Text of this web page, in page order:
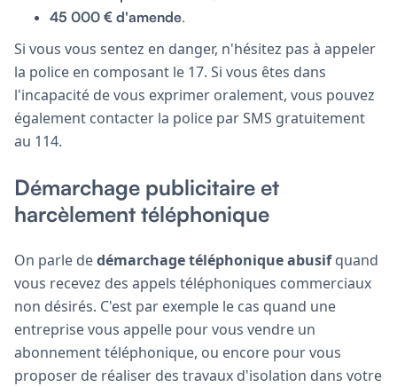
45 000 € d'amende.
Si vous vous sentez en danger, n'hésitez pas à appeler
la police en composant le 17. Si vous êtes dans
l'incapacité de vous exprimer oralement, vous pouvez
également contacter la police par SMS gratuitement
au 114.
Démarchage publicitaire et
harcèlement téléphonique
On parle dedémarchage téléphonique abusifquand
vous recevez des appels téléphoniques commerciaux
non désirés. C'est par exemple le cas quand une
entreprise vous appelle pour vous vendre un
abonnement téléphonique, ou encore pour vous
proposer de réaliser des travaux d'isolation dans votre